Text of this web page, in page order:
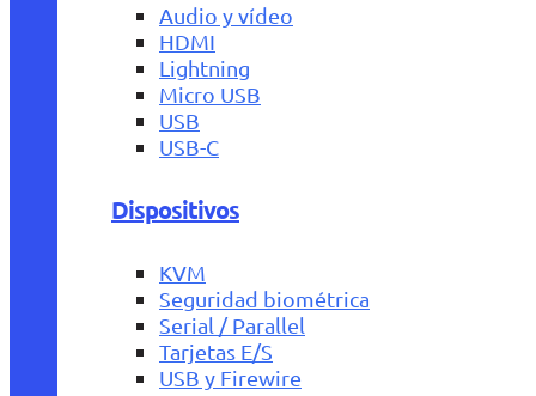
Audio y vídeo
HDMI
Lightning
Micro USB
USB
USB-C
Dispositivos
KVM
Seguridad biométrica
Serial / Parallel
Tarjetas E/S
USB y Firewire